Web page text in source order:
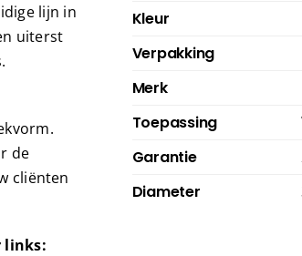
lijn in
uiterst
de
cliënten
links:
Kleur
Verpakking
Merk
Toepassing
Garantie
Diameter